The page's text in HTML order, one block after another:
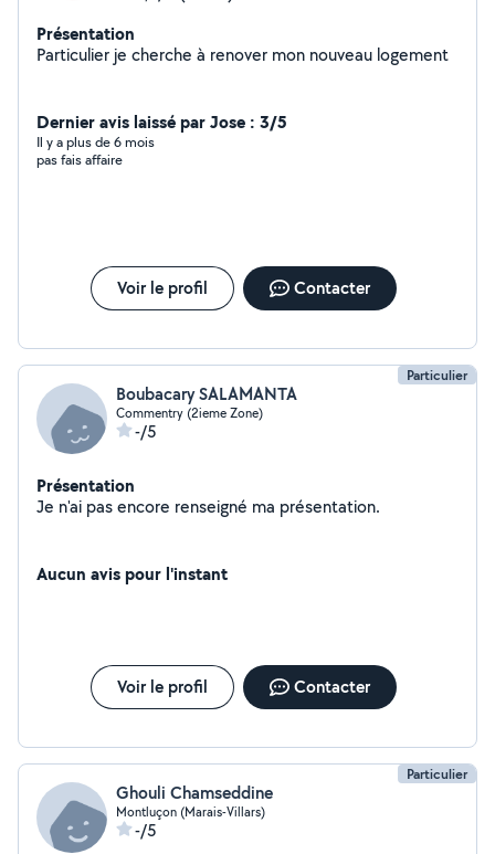
Présentation
Particulier je cherche à renover mon nouveau logement
Dernier avis laissé par Jose : 3/5
Il y a plus de 6 mois
pas fais affaire
Voir le profil Contacter
Particulier
Boubacary SALAMANTA
Commentry (2ieme Zone)
-/5
Présentation
Je n'ai pas encore renseigné ma présentation.
Aucun avis pour l'instant
Voir le profil Contacter
Particulier
Ghouli Chamseddine
Montluçon (Marais-Villars)
-/5